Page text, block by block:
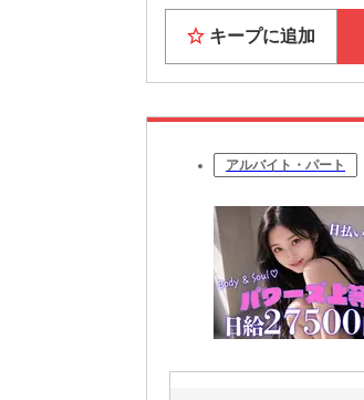
キープに追加
アルバイト・パート